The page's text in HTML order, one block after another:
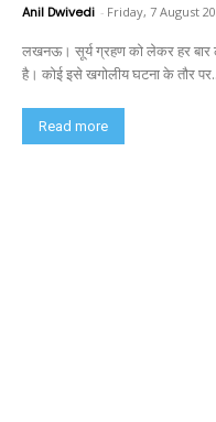
Anil Dwivedi - Friday, 7 August
लखनऊ। सूर्य ग्रहण को लेकर हर बार
है। कोई इसे खगोलीय घटना के तौर
Read more